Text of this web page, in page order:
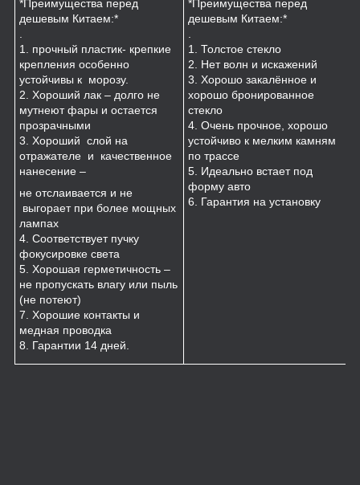
*Преимущества перед
дешевым Китаем:*
.
1. прочный пластик- крепкие
крепления особенно
устойчивы к морозу.
2. Хороший лак – долго не
мутнеют фары и остается
прозрачными
3. Хороший слой на
отражателе и качественное
нанесение –
не отслаивается и не
выгорает при более мощных
лампах
4. Соответствует пучку
фокусировке света
5. Хорошая герметичность –
не пропускать влагу или пыль
(не потеют)
7. Хорошие контакты и
медная проводка
8. Гарантии 14 дней.
*Преимущества перед
дешевым Китаем:*
.
1. Толстое стекло
2. Нет волн и искажений
3. Хорошо закалённое и
хорошо бронированное
стекло
4. Очень прочное, хорошо
устойчиво к мелким камням
по трассе
5. Идеально встает под
форму авто
6. Гарантия на установку